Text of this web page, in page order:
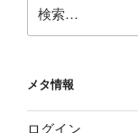
索:
メタ情報
ログイン